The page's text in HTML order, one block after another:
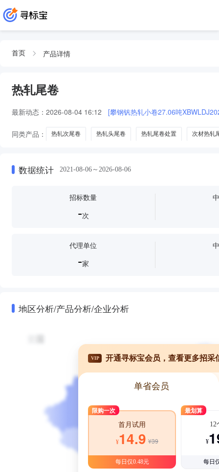
首页 产品详情
热轧尾卷
最新动态： 2026-08-04 16:12 [攀钢钒热轧小卷27.06吨
同类产品： 热轧次尾卷 热轧头尾卷 热轧尾卷处置 次材热轧
数据统计 2021-08-06～2026-08-06
招标数量
-次
代理单位
-家
地区分析/产品分析/企业分析
VIP 开通寻标宝会员，查看更多招采
单省会员
限购一次
首月试用
¥14.9 ¥39
每日仅0.48元
最划算
12
¥
每日